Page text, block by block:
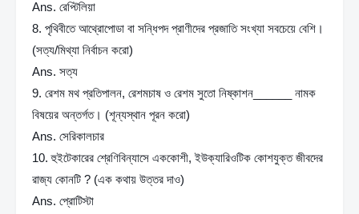
Ans. রেপ্টিলিয়া
8. পৃথিবীতে আথ্রোপোডা বা সন্ধিপদ প্রাণীদের প্রজাতি সংখ্যা সবচেয়ে বেশি।
(সত্য/মিথ্যা নির্বাচন করো)
Ans. সত্য
9. রেশম মথ প্রতিপালন, রেশমচাষ ও রেশম সুতো নিষ্কাশন______ নামক
বিষয়ের অন্তর্গত। (শূন্যস্থান পূরন করো)
Ans. সেরিকালচার
10. হুইটেকারের শ্রেণিবিন্যাসে এককোশী, ইউক্যারিওটিক কোশযুক্ত জীবদের
রাজ্য কোনটি ? (এক কথায় উত্তর দাও)
Ans. প্রোটিস্টা